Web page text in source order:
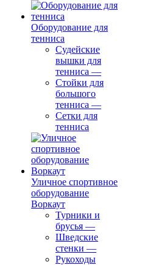
Оборудование для
тенниса
Судейские
вышки для
тенниса —
Стойки для
большого
тенниса —
Сетки для
тенниса
Уличное спортивное
оборудование
Воркаут
Турники и
брусья —
Шведские
стенки —
Рукоходы